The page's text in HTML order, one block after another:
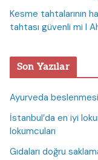
Kesme tahtalarının
tahtası güvenli mi I
Son Yazılar
Ayurveda
İstanbul’da en iyi
lokumcuları
Gıdaları doğru